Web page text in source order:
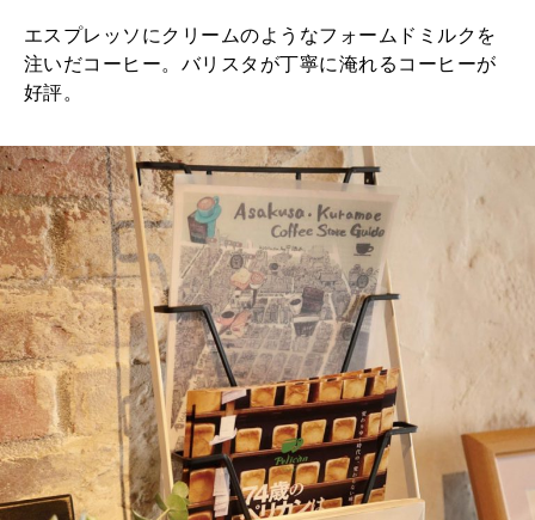
エスプレッソにクリームのようなフォームドミルクを
注いだコーヒー。バリスタが丁寧に淹れるコーヒーが
好評。